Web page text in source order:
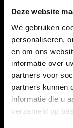
Deze website
We gebruiken
personaliseren,
en om ons
informatie over
partners voor
partners kunnen
informatie die u
verzameld op
Unicorn Ultrafly
Zwart - Dart
€ 1.50